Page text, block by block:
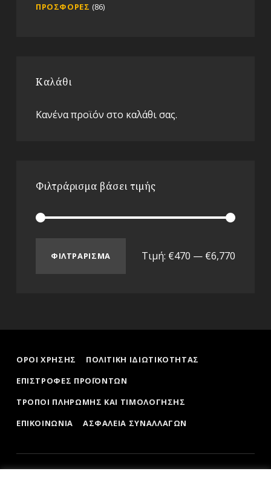
ΠΡΟΣΦΟΡΕΣ (86)
Καλάθι
Κανένα προϊόν στο καλάθι σας.
Φιλτράρισμα βάσει τιμής
ΦΙΛΤΡΆΡΙΣΜΑ Τιμή: €470 — €6,770
ΟΡΟΙ ΧΡΗΣΗΣ
ΠΟΛΙΤΙΚΗ ΙΔΙΩΤΙΚΟΤΗΤΑΣ
ΕΠΙΣΤΡΟΦΕΣ ΠΡΟΪΟΝΤΩΝ
ΤΡΟΠΟΙ ΠΛΗΡΩΜΗΣ ΚΑΙ ΤΙΜΟΛΟΓΗΣΗΣ
ΕΠΙΚΟΙΝΩΝΙΑ
ΑΣΦΑΛΕΙΑ ΣΥΝΑΛΛΑΓΩΝ